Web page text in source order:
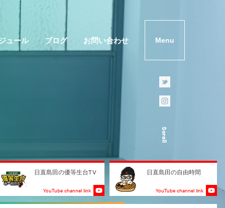
ュール ブログ お問い合わせ Menu
Scroll
日直島田の優等生台TV
YouTube channel link
日直島田の自由時間
YouTube channel link